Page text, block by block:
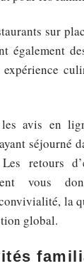
sur
également
avis en
séjourné
retours
vous
la
global.